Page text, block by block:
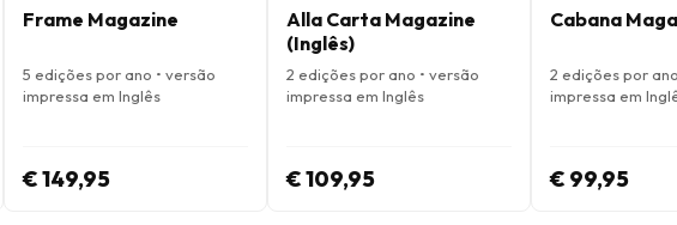
Frame Magazine
5 edições por ano • versão
impressa em Inglês
€ 149,95
Alla Carta Magazine
(Inglês)
2 edições por ano • versão
impressa em Inglês
€ 109,95
Cabana
2 edições por
impressa em
€ 99,95